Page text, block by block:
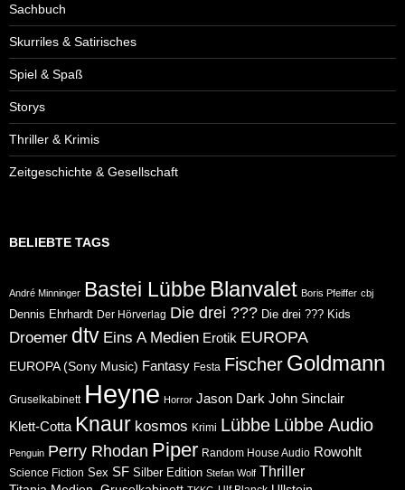
Sachbuch
Skurriles & Satirisches
Spiel & Spaß
Storys
Thriller & Krimis
Zeitgeschichte & Gesellschaft
BELIEBTE TAGS
André Minninger Bastei Lübbe Blanvalet Boris Pfeiffer cbj
Dennis Ehrhardt Der Hörverlag Die drei ??? Die drei ??? Kids
Droemer dtv Eins A Medien Erotik EUROPA
EUROPA (Sony Music) Fantasy Festa Fischer Goldmann
Gruselkabinett Heyne Horror Jason Dark John Sinclair
Klett-Cotta Knaur kosmos Krimi Lübbe Lübbe Audio
Penguin Perry Rhodan Piper Random House Audio Rowohlt
Science Fiction Sex SF Silber Edition Stefan Wolf Thriller